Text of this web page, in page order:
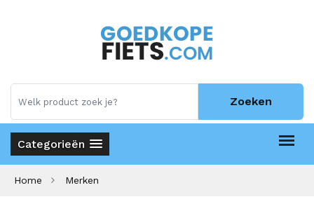
Zoeken
Categorieën
Home Merken